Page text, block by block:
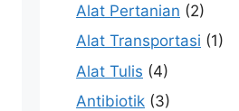
Alat Pertanian (2)
Alat Transportasi (1)
Alat Tulis (4)
Antibiotik (3)